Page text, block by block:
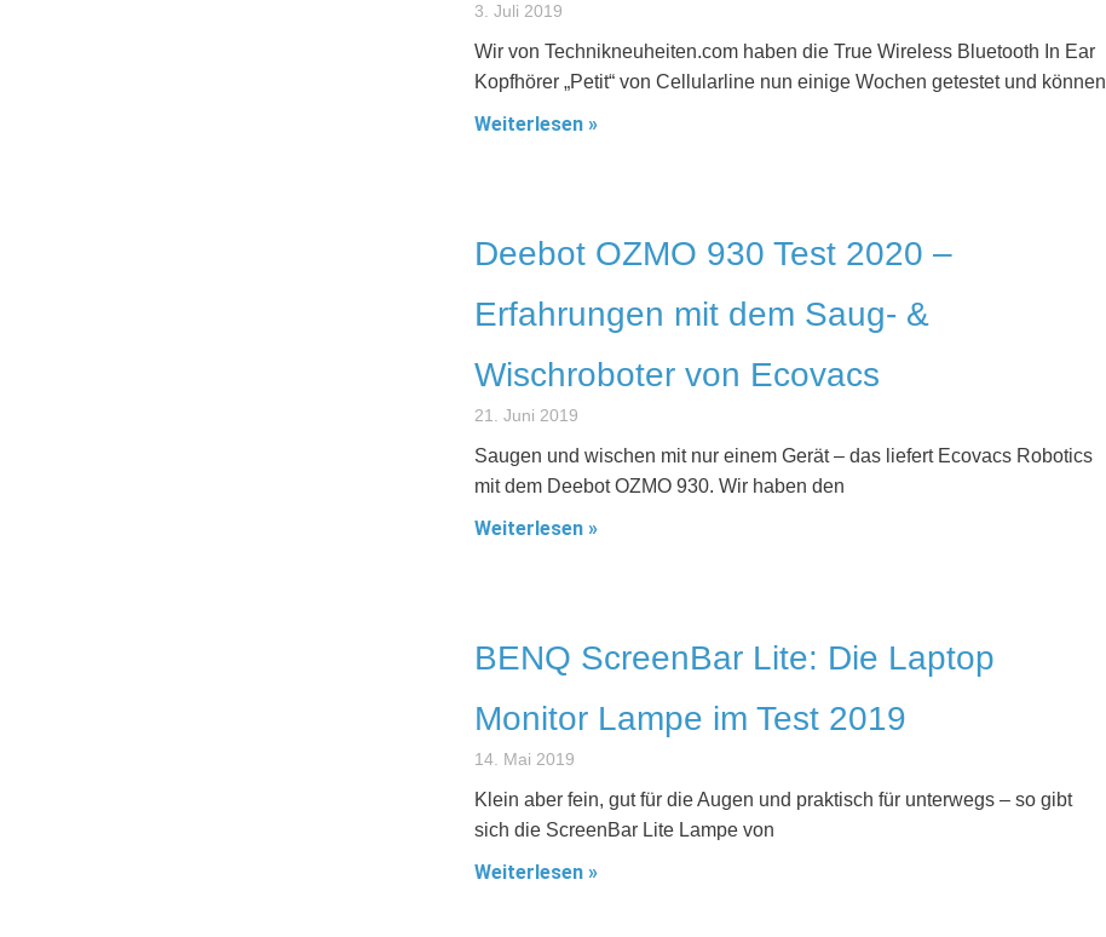
3. Juli 2019
Wir von Technikneuheiten.com haben die True Wireless Bluetooth In Ear
Kopfhörer „Petit“ von Cellularline nun einige Wochen getestet und können
Weiterlesen »
Deebot OZMO 930 Test 2020 –
Erfahrungen mit dem Saug- &
Wischroboter von Ecovacs
21. Juni 2019
Saugen und wischen mit nur einem Gerät – das liefert Ecovacs Robotics
mit dem Deebot OZMO 930. Wir haben den
Weiterlesen »
BENQ ScreenBar Lite: Die Laptop
Monitor Lampe im Test 2019
14. Mai 2019
Klein aber fein, gut für die Augen und praktisch für unterwegs – so gibt
sich die ScreenBar Lite Lampe von
Weiterlesen »